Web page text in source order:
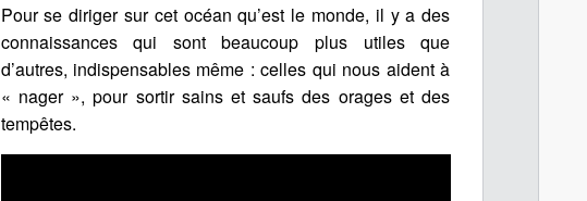
Pour se diriger sur cet océan qu’est le monde, il y a des
connaissances qui sont beaucoup plus utiles que
d’autres, indispensables même : celles qui nous aident à
« nager », pour sortir sains et saufs des orages et des
tempêtes.